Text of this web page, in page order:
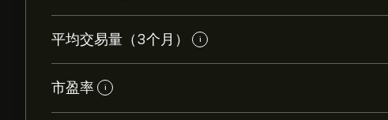
平均交易量（3个月） i
市盈率 i